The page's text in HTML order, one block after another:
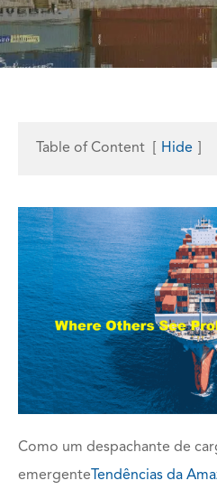
Table of Content Hide
Como um despachante de
emergente Tendências da